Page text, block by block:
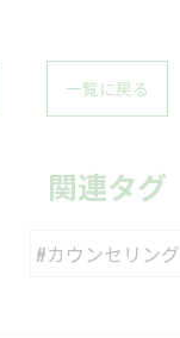
一覧に戻る
関連タグ
#カウンセリング